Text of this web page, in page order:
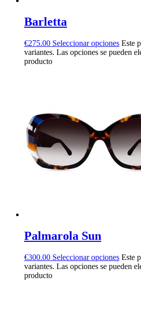
Barletta
€275.00 Seleccionar opciones Este
variantes. Las opciones se pueden
producto
Palmarola Sun
€300.00 Seleccionar opciones Este
variantes. Las opciones se pueden
producto